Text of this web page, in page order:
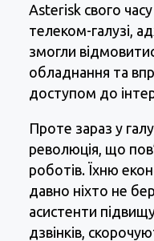
Asterisk свого
телеком-галузі,
змогли
обладнання та
доступом до
Проте зараз у
революція, що
роботів. Їхню
давно ніхто не
асистенти
дзвінків,